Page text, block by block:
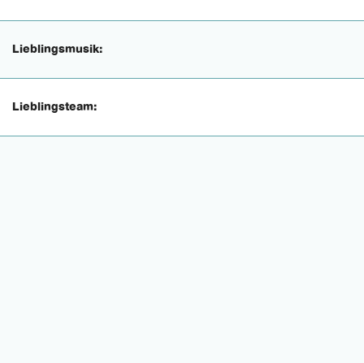
Lieblingsmusik:
Lieblingsteam: